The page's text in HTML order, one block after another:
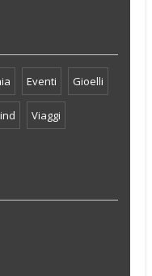
Eventi Gioelli
Viaggi